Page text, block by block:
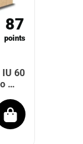
87
points
IU 60
…